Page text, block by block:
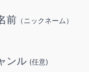
前 （ニックネーム）
ンル (任意)